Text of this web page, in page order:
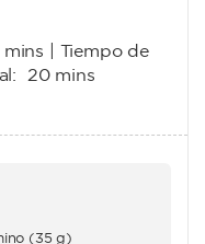
mins | Tiempo de
20 mins
(35 g)